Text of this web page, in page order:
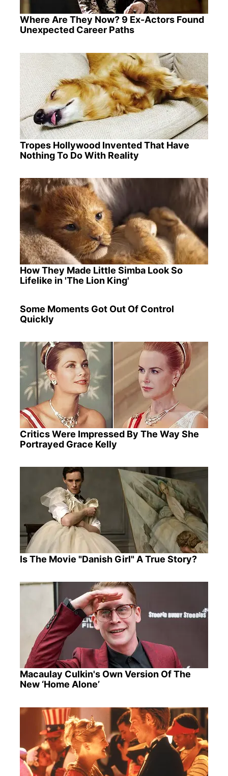
Where Are They Now? 9 Ex-Actors Found
Unexpected Career Paths
Tropes Hollywood Invented That Have
Nothing To Do With Reality
How They Made Little Simba Look So
Lifelike in 'The Lion King'
Some Moments Got Out Of Control
Quickly
Critics Were Impressed By The Way She
Portrayed Grace Kelly
Is The Movie "Danish Girl" A True Story?
Macaulay Culkin's Own Version Of The
New ‘Home Alone’